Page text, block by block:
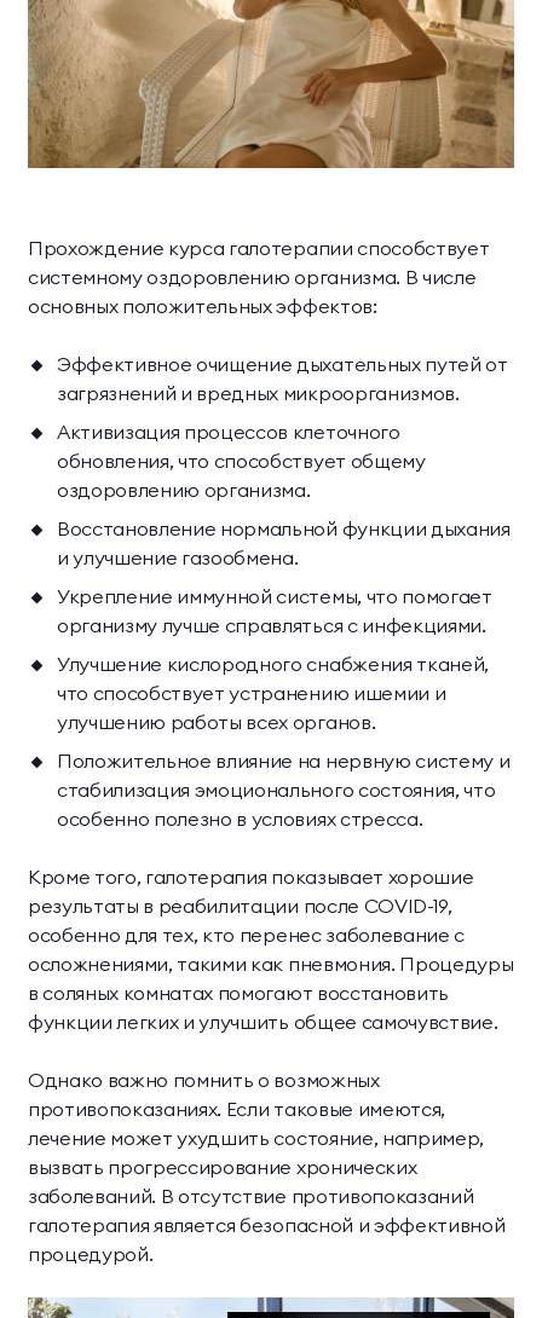
Прохождение курса галотерапии способствует
системному оздоровлению организма. В числе
основных положительных эффектов:
Эффективное очищение дыхательных путей от
загрязнений и вредных микроорганизмов.
Активизация процессов клеточного
обновления, что способствует общему
оздоровлению организма.
Восстановление нормальной функции дыхания
и улучшение газообмена.
Укрепление иммунной системы, что помогает
организму лучше справляться с инфекциями.
Улучшение кислородного снабжения тканей,
что способствует устранению ишемии и
улучшению работы всех органов.
Положительное влияние на нервную систему и
стабилизация эмоционального состояния, что
особенно полезно в условиях стресса.
Кроме того, галотерапия показывает хорошие
результаты в реабилитации после COVID-19,
особенно для тех, кто перенес заболевание с
осложнениями, такими как пневмония. Процедуры
в соляных комнатах помогают восстановить
функции легких и улучшить общее самочувствие.
Однако важно помнить о возможных
противопоказаниях. Если таковые имеются,
лечение может ухудшить состояние, например,
вызвать прогрессирование хронических
заболеваний. В отсутствие противопоказаний
галотерапия является безопасной и эффективной
процедурой.